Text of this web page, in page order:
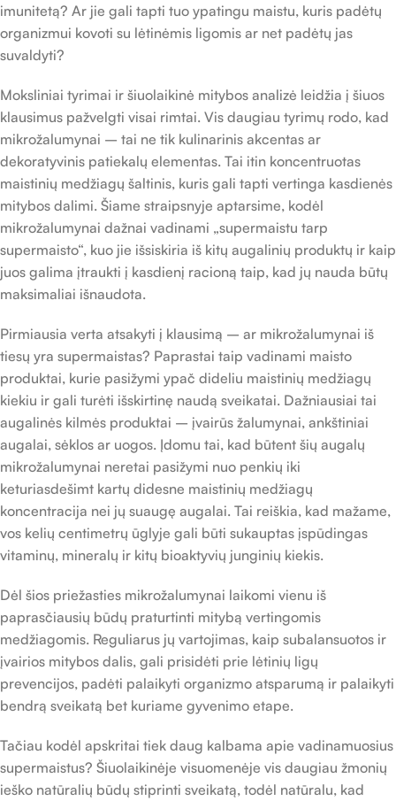
imunitetą? Ar jie gali tapti tuo ypatingu maistu, kuris padėtų
organizmui kovoti su lėtinėmis ligomis ar net padėtų jas
suvaldyti?
Moksliniai tyrimai ir šiuolaikinė mitybos analizė leidžia į šiuos
klausimus pažvelgti visai rimtai. Vis daugiau tyrimų rodo, kad
mikrožalumynai – tai ne tik kulinarinis akcentas ar
dekoratyvinis patiekalų elementas. Tai itin koncentruotas
maistinių medžiagų šaltinis, kuris gali tapti vertinga kasdienės
mitybos dalimi. Šiame straipsnyje aptarsime, kodėl
mikrožalumynai dažnai vadinami „supermaistu tarp
supermaisto“, kuo jie išsiskiria iš kitų augalinių produktų ir kaip
juos galima įtraukti į kasdienį racioną taip, kad jų nauda būtų
maksimaliai išnaudota.
Pirmiausia verta atsakyti į klausimą – ar mikrožalumynai iš
tiesų yra supermaistas? Paprastai taip vadinami maisto
produktai, kurie pasižymi ypač dideliu maistinių medžiagų
kiekiu ir gali turėti išskirtinę naudą sveikatai. Dažniausiai tai
augalinės kilmės produktai – įvairūs žalumynai, ankštiniai
augalai, sėklos ar uogos. Įdomu tai, kad būtent šių augalų
mikrožalumynai neretai pasižymi nuo penkių iki
keturiasdešimt kartų didesne maistinių medžiagų
koncentracija nei jų suaugę augalai. Tai reiškia, kad mažame,
vos kelių centimetrų ūglyje gali būti sukauptas įspūdingas
vitaminų, mineralų ir kitų bioaktyvių junginių kiekis.
Dėl šios priežasties mikrožalumynai laikomi vienu iš
paprasčiausių būdų praturtinti mitybą vertingomis
medžiagomis. Reguliarus jų vartojimas, kaip subalansuotos ir
įvairios mitybos dalis, gali prisidėti prie lėtinių ligų
prevencijos, padėti palaikyti organizmo atsparumą ir palaikyti
bendrą sveikatą bet kuriame gyvenimo etape.
Tačiau kodėl apskritai tiek daug kalbama apie vadinamuosius
supermaistus? Šiuolaikinėje visuomenėje vis daugiau žmonių
ieško natūralių būdų stiprinti sveikatą, todėl natūralu, kad